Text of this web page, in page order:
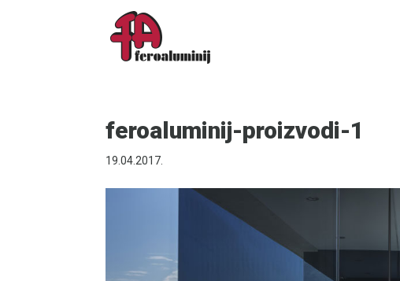
feroaluminij-proizvodi-1
19.04.2017.